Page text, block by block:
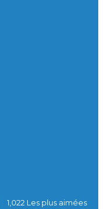
1,022 Les plus aimées